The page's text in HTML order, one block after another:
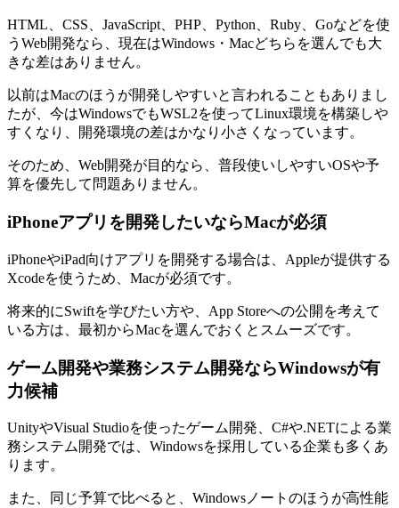
HTML、CSS、JavaScript、PHP、Python、Ruby、Goなどを使
うWeb開発なら、現在はWindows・Macどちらを選んでも大
きな差はありません。
以前はMacのほうが開発しやすいと言われることもありまし
たが、今はWindowsでもWSL2を使ってLinux環境を構築しや
すくなり、開発環境の差はかなり小さくなっています。
そのため、Web開発が目的なら、普段使いしやすいOSや予
算を優先して問題ありません。
iPhoneアプリを開発したいならMacが必須
iPhoneやiPad向けアプリを開発する場合は、Appleが提供する
Xcodeを使うため、Macが必須です。
将来的にSwiftを学びたい方や、App Storeへの公開を考えて
いる方は、最初からMacを選んでおくとスムーズです。
ゲーム開発や業務システム開発ならWindowsが有
力候補
UnityやVisual Studioを使ったゲーム開発、C#や.NETによる業
務システム開発では、Windowsを採用している企業も多くあ
ります。
また、同じ予算で比べると、Windowsノートのほうが高性能